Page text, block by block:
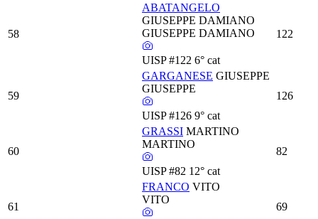
58
ABATANGELO
GIUSEPPE DAMIANO
GIUSEPPE DAMIANO
UISP #122 6° cat
122
59
GARGANESE GIUSEPPE
GIUSEPPE
UISP #126 9° cat
126
60
GRASSI MARTINO
MARTINO
UISP #82 12° cat
82
61
FRANCO VITO
VITO
69